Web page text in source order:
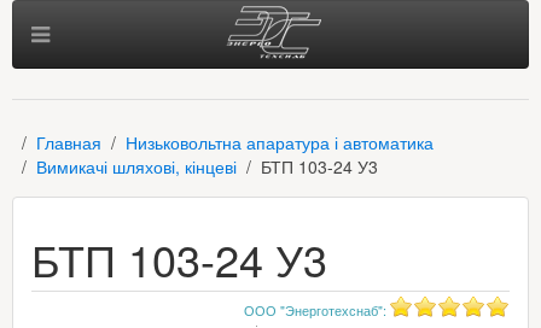
Главная
Низьковольтна апаратура і автоматика
Вимикачі шляхові, кінцеві
БТП 103-24 У3
БТП 103-24 У3
ООО "Энерготехснаб":